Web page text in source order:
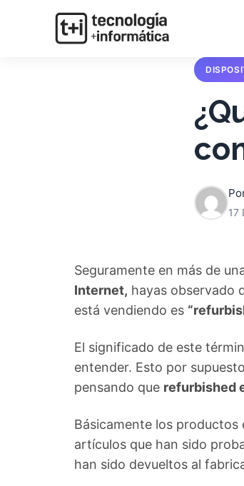
17
Seguramente en más de
Internet, hayas observado
está vendiendo es
El significado de este
entender. Esto por
pensando que refurbished
Básicamente los productos
artículos que han sido
han sido devueltos al